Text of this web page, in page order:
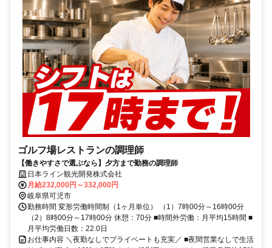
ゴルフ場レストランの調理師
【働きやすさで選ぶなら】夕方まで勤務の調理師
日本ライン観光開発株式会社
月給232,000円～332,000円
岐阜県可児市
勤務時間 変形労働時間制（1ヶ月単位） （1）7時00分～16時00分
（2）8時00分～17時00分 休憩：70分 ■時間外労働：月平均15時間 ■
月平均労働日数：22.0日
お仕事内容 ＼夜勤なしでプライベートも充実／ ■夜間営業なしで生活